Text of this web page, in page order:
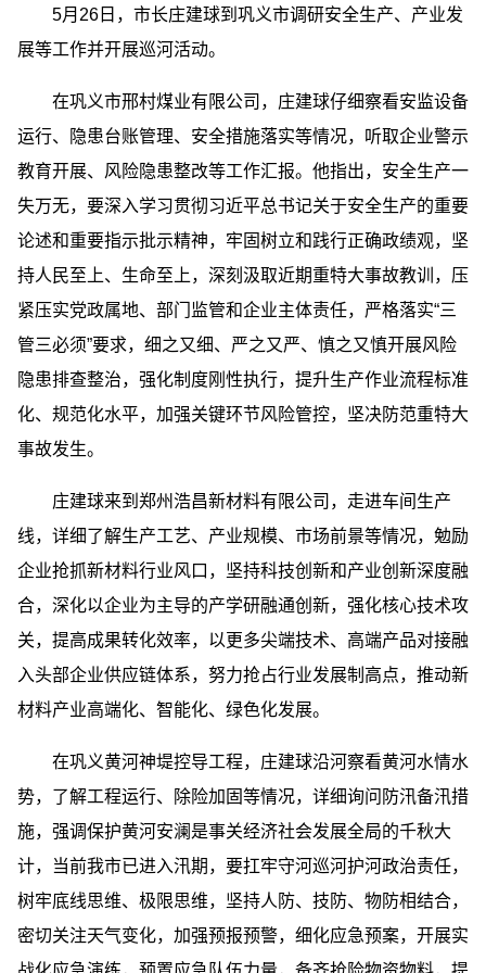
5月26日，市长庄建球到巩义市调研安全生产、产业发
展等工作并开展巡河活动。
在巩义市邢村煤业有限公司，庄建球仔细察看安监设备
运行、隐患台账管理、安全措施落实等情况，听取企业警示
教育开展、风险隐患整改等工作汇报。他指出，安全生产一
失万无，要深入学习贯彻习近平总书记关于安全生产的重要
论述和重要指示批示精神，牢固树立和践行正确政绩观，坚
持人民至上、生命至上，深刻汲取近期重特大事故教训，压
紧压实党政属地、部门监管和企业主体责任，严格落实“三
管三必须”要求，细之又细、严之又严、慎之又慎开展风险
隐患排查整治，强化制度刚性执行，提升生产作业流程标准
化、规范化水平，加强关键环节风险管控，坚决防范重特大
事故发生。
庄建球来到郑州浩昌新材料有限公司，走进车间生产
线，详细了解生产工艺、产业规模、市场前景等情况，勉励
企业抢抓新材料行业风口，坚持科技创新和产业创新深度融
合，深化以企业为主导的产学研融通创新，强化核心技术攻
关，提高成果转化效率，以更多尖端技术、高端产品对接融
入头部企业供应链体系，努力抢占行业发展制高点，推动新
材料产业高端化、智能化、绿色化发展。
在巩义黄河神堤控导工程，庄建球沿河察看黄河水情水
势，了解工程运行、除险加固等情况，详细询问防汛备汛措
施，强调保护黄河安澜是事关经济社会发展全局的千秋大
计，当前我市已进入汛期，要扛牢守河巡河护河政治责任，
树牢底线思维、极限思维，坚持人防、技防、物防相结合，
密切关注天气变化，加强预报预警，细化应急预案，开展实